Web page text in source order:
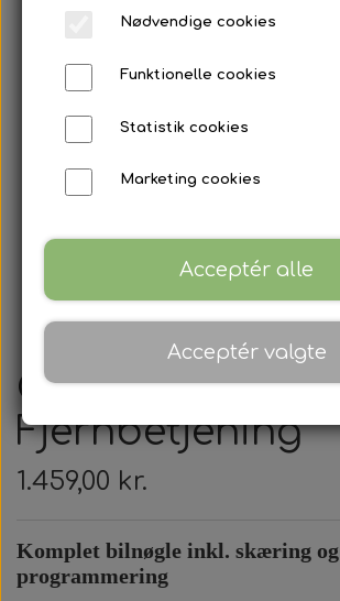
Chevrolet -
Fjernbetjening
1.459,00 kr.
Komplet bilnøgle inkl. skæring og
programmering
Nødvendige cookies
Funktionelle cookies
Statistik cookies
Marketing cookies
Acceptér alle
Acceptér valgte